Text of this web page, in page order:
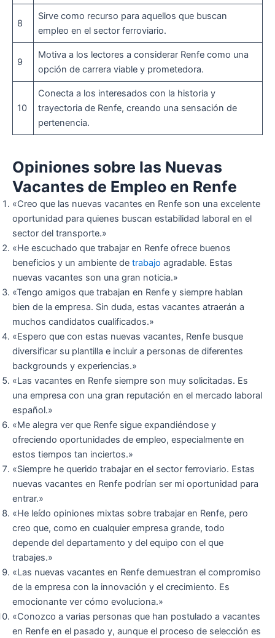
8
Sirve como recurso para aquellos que buscan
empleo en el sector ferroviario.
9
Motiva a los lectores a considerar Renfe como una
opción de carrera viable y prometedora.
10
Conecta a los interesados con la historia y
trayectoria de Renfe, creando una sensación de
pertenencia.
Opiniones sobre las Nuevas
Vacantes de Empleo en Renfe
«Creo que las nuevas vacantes en Renfe son una excelente
oportunidad para quienes buscan estabilidad laboral en el
sector del transporte.»
«He escuchado que trabajar en Renfe ofrece buenos
beneficios y un ambiente de trabajo agradable. Estas
nuevas vacantes son una gran noticia.»
«Tengo amigos que trabajan en Renfe y siempre hablan
bien de la empresa. Sin duda, estas vacantes atraerán a
muchos candidatos cualificados.»
«Espero que con estas nuevas vacantes, Renfe busque
diversificar su plantilla e incluir a personas de diferentes
backgrounds y experiencias.»
«Las vacantes en Renfe siempre son muy solicitadas. Es
una empresa con una gran reputación en el mercado laboral
español.»
«Me alegra ver que Renfe sigue expandiéndose y
ofreciendo oportunidades de empleo, especialmente en
estos tiempos tan inciertos.»
«Siempre he querido trabajar en el sector ferroviario. Estas
nuevas vacantes en Renfe podrían ser mi oportunidad para
entrar.»
«He leído opiniones mixtas sobre trabajar en Renfe, pero
creo que, como en cualquier empresa grande, todo
depende del departamento y del equipo con el que
trabajes.»
«Las nuevas vacantes en Renfe demuestran el compromiso
de la empresa con la innovación y el crecimiento. Es
emocionante ver cómo evoluciona.»
«Conozco a varias personas que han postulado a vacantes
en Renfe en el pasado y, aunque el proceso de selección es